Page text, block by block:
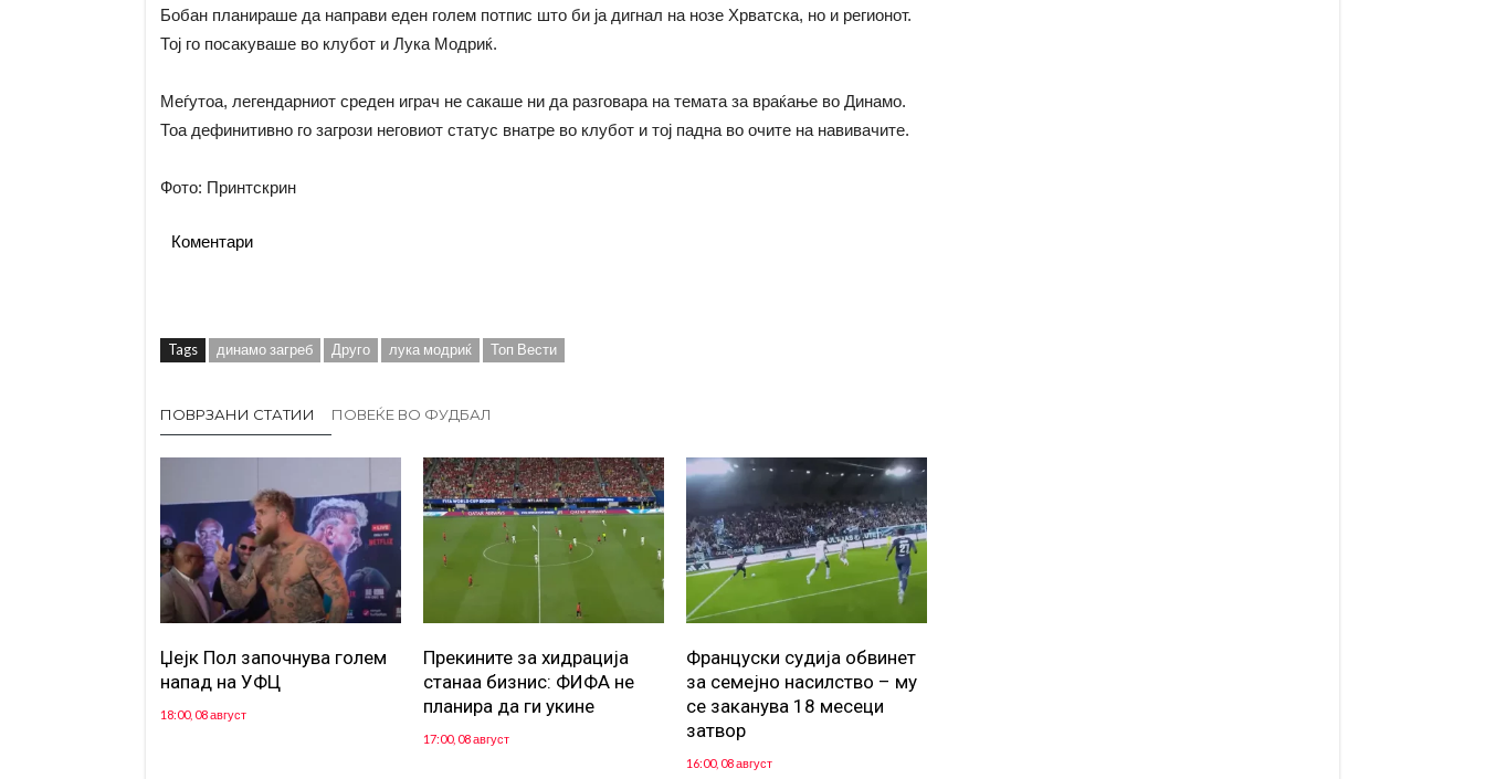
Бобан планираше да направи еден голем потпис што би ја дигнал на нозе Хрватска, но и регионот.
Тој го посакуваше во клубот и Лука Модриќ.
Меѓутоа, легендарниот среден играч не сакаше ни да разговара на темата за враќање во Динамо.
Тоа дефинитивно го загрози неговиот статус внатре во клубот и тој падна во очите на навивачите.
Фото: Принтскрин
Коментари
Tags динамо загреб Друго лука модриќ Топ Вести
ПОВРЗАНИ СТАТИИ ПОВЕЌЕ ВО ФУДБАЛ
Џејк Пол започнува голем
напад на УФЦ
18:00, 08 август
Прекините за хидрација
станаа бизнис: ФИФА не
планира да ги укине
17:00, 08 август
Француски судија обвинет
за семејно насилство – му
се заканува 18 месеци
затвор
16:00, 08 август